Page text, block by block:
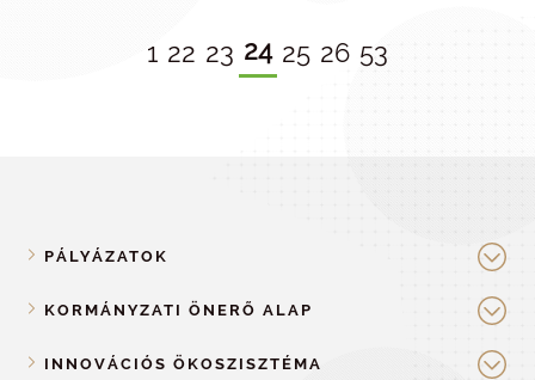
1 22 23 24 25 26 53
PÁLYÁZATOK
KORMÁNYZATI ÖNERŐ ALAP
INNOVÁCIÓS ÖKOSZISZTÉMA